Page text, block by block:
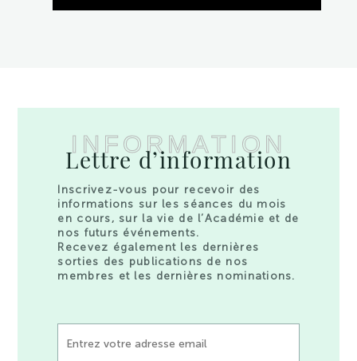
INFORMATION
Lettre d’information
Inscrivez-vous pour recevoir des
informations sur les séances du mois
en cours, sur la vie de l’Académie et de
nos futurs événements.
Recevez également les dernières
sorties des publications de nos
membres et les dernières nominations.